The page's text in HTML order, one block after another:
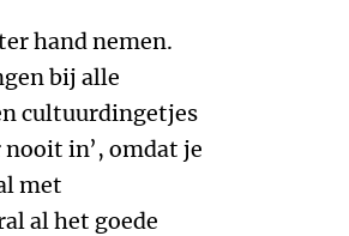
hand nemen.
bij alle
cultuurdingetjes
in’, omdat je
met
al het goede